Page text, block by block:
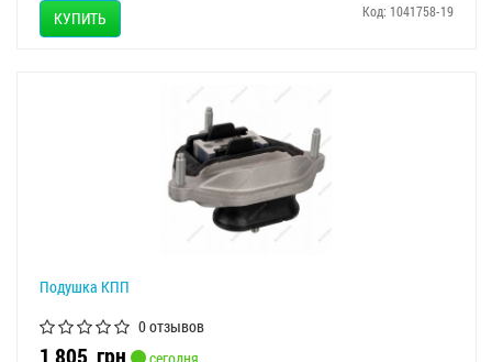
КУПИТЬ Код: 1041758-19
Подушка КПП
0 отзывов
1 805 грн
сегодня